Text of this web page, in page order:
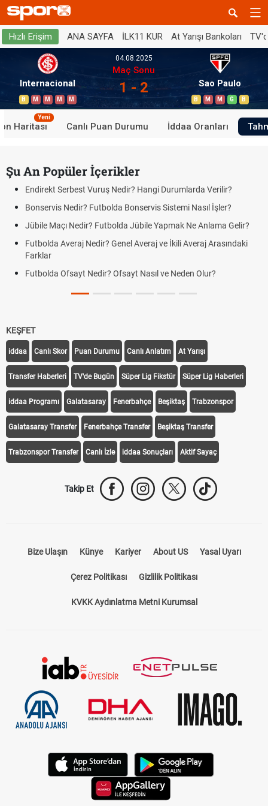
Hızlı Erişim ANA SAYFA İLK11 KUR At Yarışı Bankoları
Internacional
B M M M M
04.08.2025
Maç Sonu
1 - 2 Sao Paulo
B M M G B
Haritası
Yeni
Canlı Puan Durumu İddaa Oranları
Şu An Popüler İçerikler
Endirekt Serbest Vuruş Nedir? Hangi Durumlarda Verilir?
Bonservis Nedir? Futbolda Bonservis Sistemi Nasıl İşler?
Jübile Maçı Nedir? Futbolda Jübile Yapmak Ne Anlama Gelir?
Futbolda Averaj Nedir? Genel Averaj ve İkili Averaj Arasındaki
Farklar
Futbolda Ofsayt Nedir? Ofsayt Nasıl ve Neden Olur?
KEŞFET
iddaa Canlı Skor Puan Durumu Canlı Anlatım At Yarışı
Transfer Haberleri TV'de Bugün Süper Lig Fikstür Süper Lig Haberleri
iddaa Programı Galatasaray Fenerbahçe Beşiktaş Trabzonspor
Galatasaray Transfer Fenerbahçe Transfer Beşiktaş Transfer
Trabzonspor Transfer Canlı İzle iddaa Sonuçları Aktif Sayaç
Takip Et
Bize Ulaşın Künye Kariyer About US Yasal Uyarı
Çerez Politikası Gizlilik Politikası
KVKK Aydınlatma Metni Kurumsal